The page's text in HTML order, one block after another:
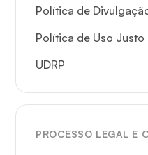
Política de
Política de Uso Justo
UDRP
PROCESSO LEGAL E